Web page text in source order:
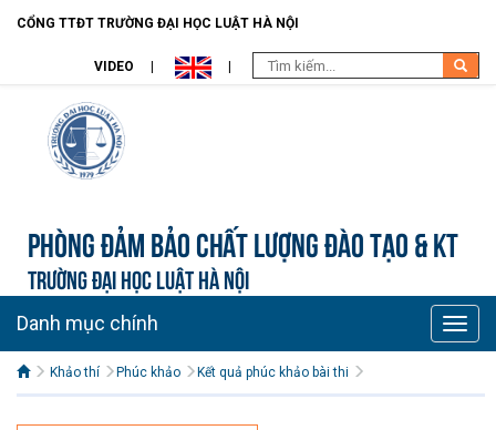
CỔNG TTĐT TRƯỜNG ĐẠI HỌC LUẬT HÀ NỘI
VIDEO
Phòng Đảm bảo chất lượng đào tạo & KT
TRƯỜNG ĐẠI HỌC LUẬT HÀ NỘI
Toggle
Danh mục chính
Khảo thí Phúc khảo Kết quả phúc khảo bài thi